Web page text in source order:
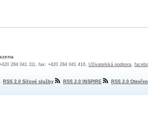
284 041 111, fax: +420 284 041 416, Uživatelská podpora,
RSS 2.0 Síťové služby RSS 2.0 INSPIRE RSS 2.0